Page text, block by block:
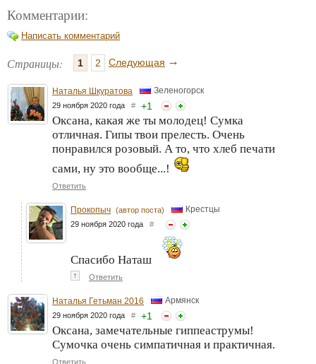
Комментарии:
Написать комментарий
Страницы: 1 2 Следующая →
Наталья Шкуратова Зеленогорск
29 ноября 2020 года # +1
Оксана, какая же ты молодец! Сумка
отличная. Гипы твои прелесть. Очень
понравился розовый. А то, что хлеб печати
сами, ну это вообще...!
Ответить
Прокопыч (автор поста) Крестцы
29 ноября 2020 года #
Спасибо Наташ
↑ Ответить
Наталья Гетьман 2016 Армянск
29 ноября 2020 года # +1
Оксана, замечательные гиппеаструмы!
Сумочка очень симпатичная и практичная.
Ответить